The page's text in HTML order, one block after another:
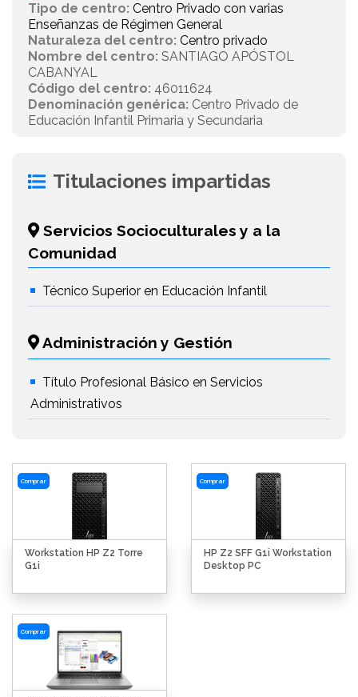
Tipo de centro: Centro Privado con varias
Enseñanzas de Régimen General
Naturaleza del centro: Centro privado
Nombre del centro: SANTIAGO APÓSTOL
CABANYAL
Código del centro: 46011624
Denominación genérica: Centro Privado de
Educación Infantil Primaria y Secundaria
Titulaciones impartidas
Servicios Socioculturales y a la
Comunidad
Técnico Superior en Educación Infantil
Administración y Gestión
Título Profesional Básico en Servicios
Administrativos
Comprar
Workstation HP Z2 Torre
G1i
Comprar
HP Z2 SFF G1i Workstation
Desktop PC
Comprar